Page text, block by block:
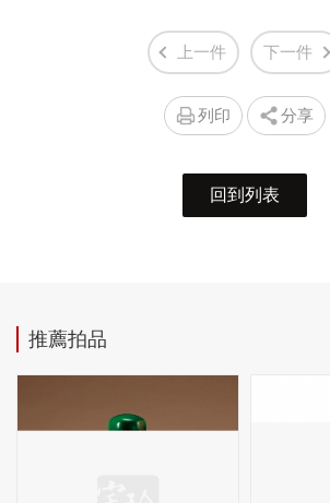
上一件 下一件
列印 分享
回到列表
推薦拍品